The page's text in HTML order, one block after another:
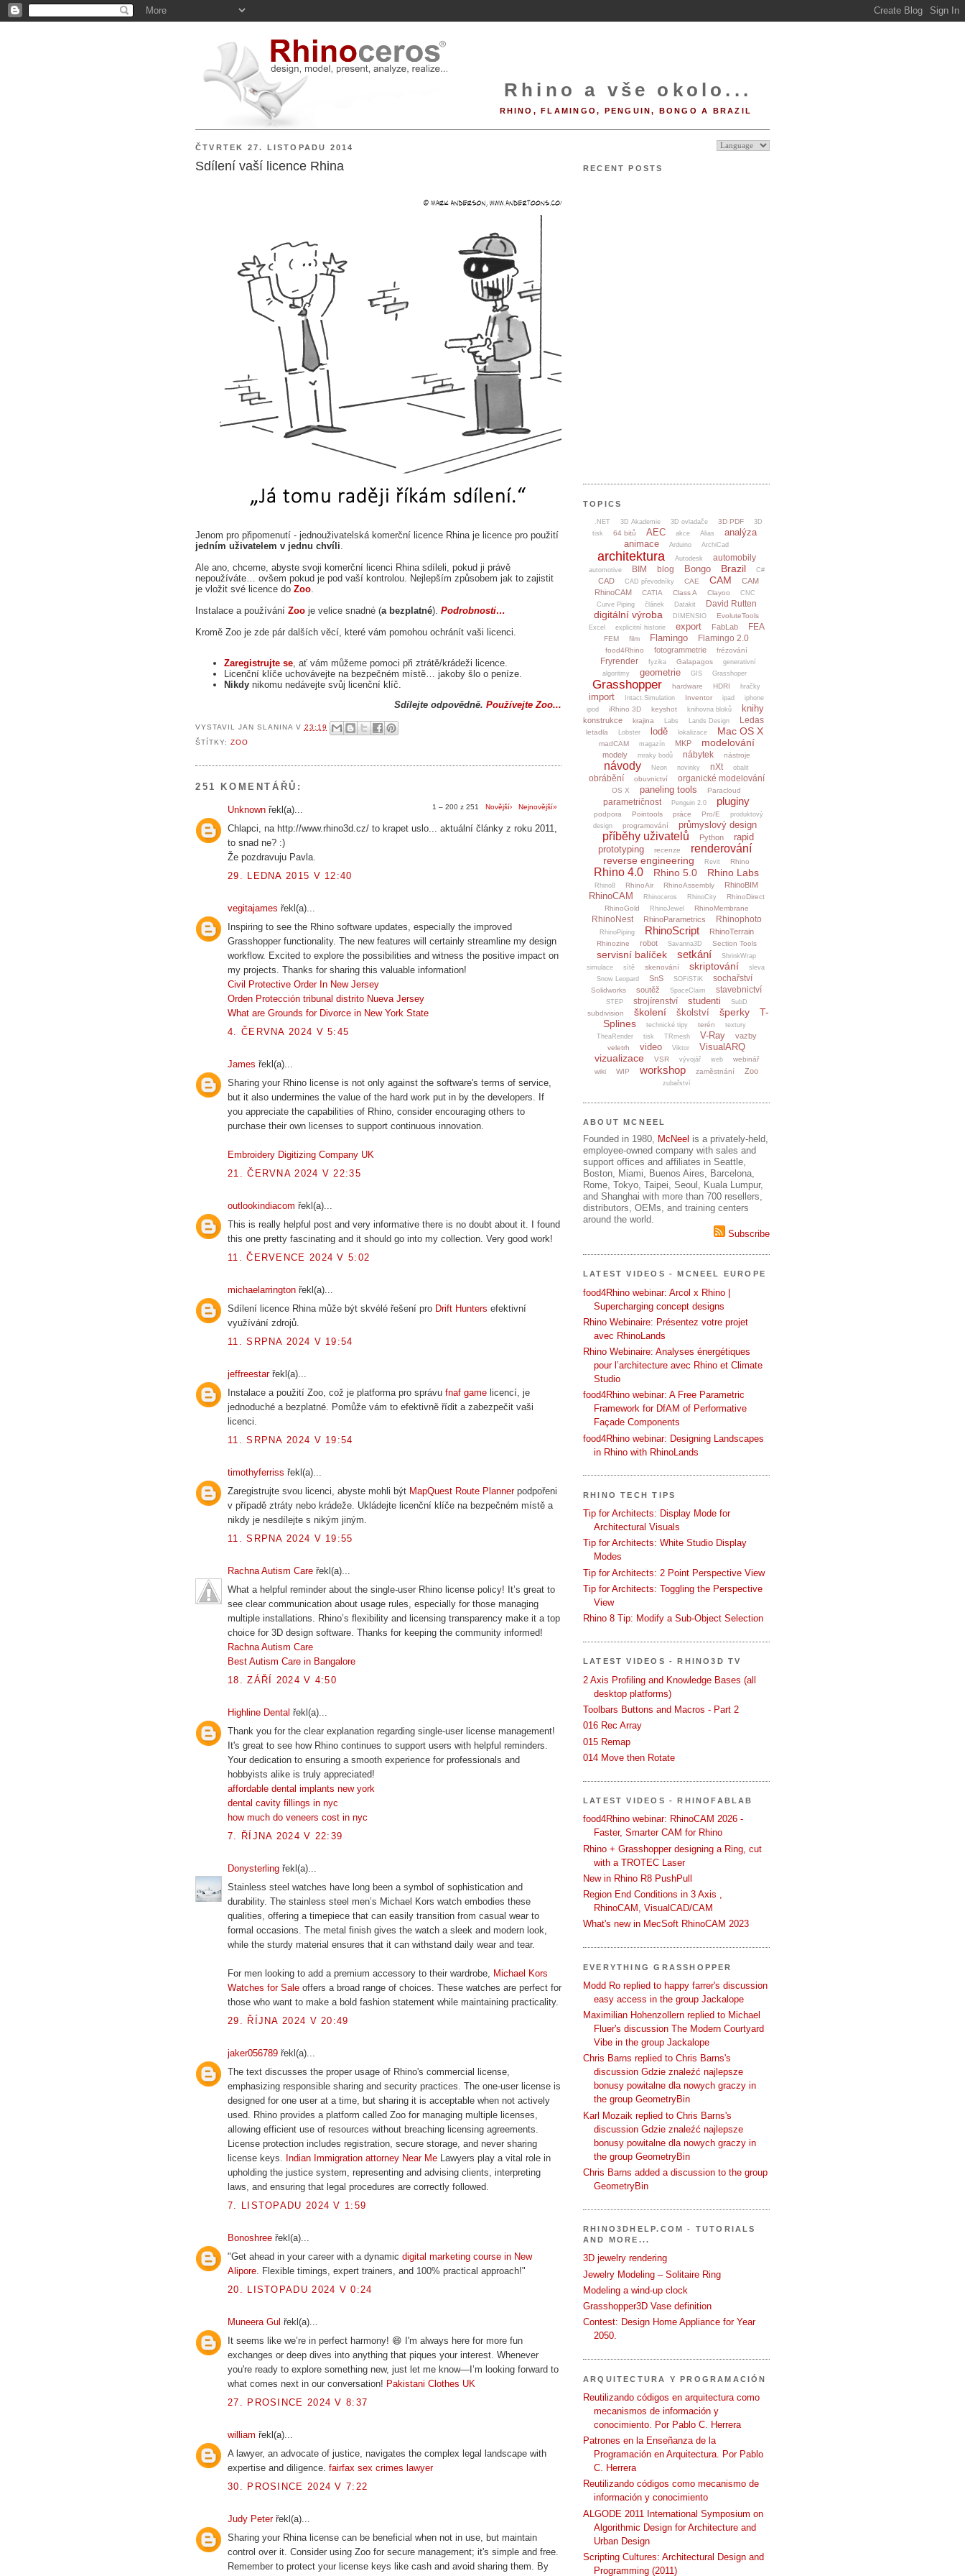
Rhino a vše okolo...
RHINO, FLAMINGO, PENGUIN, BONGO A BRAZIL
ČTVRTEK 27. LISTOPADU 2014
Sdílení vaší licence Rhina
Jenom pro připomenutí - jednouživatelská komerční licence Rhina je licence pro použití
jedním uživatelem v jednu chvíli
Ale ano, chceme, abyste svoji komerční licenci Rhina sdíleli, pokud ji právě
nepoužíváte… ovšem pokud je pod vaší kontrolou. Nejlepším způsobem jak to zajistit
je vložit své licence do Zoo
Instalace a používání Zoo je velice snadné (a bezplatné). Podrobnosti…
Kromě Zoo je zde pár dalších věcí, které vám pomohou ochránít vaši licenci.
Zaregistrujte se , ať vám můžeme pomoci při ztrátě/krádeži licence.
Licenční klíče uchovávejte na bezpečném místě… jakoby šlo o peníze.
Nikdy nikomu nedávejte svůj licenční klíč.
Sdílejte odpovědně. Používejte Zoo...
VYSTAVIL JAN SLANINA V 23:19
ŠTÍTKY: ZOO
251 KOMENTÁŘŮ:
1 – 200 z 251 Novější› Nejnovější»
Unknown řekl(a)...
Chlapci, na http://www.rhino3d.cz/ to krapet uslo... aktuální články z roku 2011,
to snad ne? :)
Že pozdravuju Pavla.
29. LEDNA 2015 V 12:40
vegitajames řekl(a)...
Inspiring to see the Rhino software updates, especially the improved
Grasshopper functionality. The new features will certainly streamline my design
workflow. Excited to explore the possibilities and witness the positive impact on
my projects. Thanks for sharing this valuable information!
Civil Protective Order In New Jersey
Orden Protección tribunal distrito Nueva Jersey
What are Grounds for Divorce in New York State
4. ČERVNA 2024 V 5:45
James řekl(a)...
Sharing your Rhino license is not only against the software's terms of service,
but it also undermines the value of the hard work put in by the developers. If
you appreciate the capabilities of Rhino, consider encouraging others to
purchase their own licenses to support continuous innovation.
Embroidery Digitizing Company UK
21. ČERVNA 2024 V 22:35
outlookindiacom řekl(a)...
This is really helpful post and very informative there is no doubt about it. I found
this one pretty fascinating and it should go into my collection. Very good work!
11. ČERVENCE 2024 V 5:02
michaelarrington řekl(a)...
Sdílení licence Rhina může být skvélé řešení pro Drift Hunters efektivní
využívání zdrojů.
11. SRPNA 2024 V 19:54
jeffreestarřekl(a)...
Instalace a použití Zoo, což je platforma pro správu fnaf game licencí, je
jednoduché a bezplatné. Pomůže vám to efektivně řídit a zabezpečit vaši
licenci.
11. SRPNA 2024 V 19:54
timothyferriss řekl(a)...
Zaregistrujte svou licenci, abyste mohli být MapQuest Route Plannerpodpořeni
v případě ztráty nebo krádeže. Ukládejte licenční klíče na bezpečném místě a
nikdy je nesdílejte s nikým jiným.
11. SRPNA 2024 V 19:55
Rachna Autism Care řekl(a)...
What a helpful reminder about the single-user Rhino license policy! It’s great to
see clear communication about usage rules, especially for those managing
multiple installations. Rhino’s flexibility and licensing transparency make it a top
choice for 3D design software. Thanks for keeping the community informed!
Rachna Autism Care
Best Autism Care in Bangalore
18. ZÁŘÍ 2024 V 4:50
Highline Dental řekl(a)...
Thank you for the clear explanation regarding single-user license management!
It's great to see how Rhino continues to support users with helpful reminders.
Your dedication to ensuring a smooth experience for professionals and
hobbyists alike is truly appreciated!
affordable dental implants new york
dental cavity fillings in nyc
how much do veneers cost in nyc
7. ŘÍJNA 2024 V 22:39
Donysterling řekl(a)...
Stainless steel watches have long been a symbol of sophistication and
durability. The stainless steel men’s Michael Kors watch embodies these
qualities, offering a timepiece that can easily transition from casual wear to
formal occasions. The metal finish gives the watch a sleek and modern look,
while the sturdy material ensures that it can withstand daily wear and tear.
For men looking to add a premium accessory to their wardrobe, Michael Kors
Watches for Sale offers a broad range of choices. These watches are perfect for
those who want to make a bold fashion statement while maintaining practicality.
29. ŘÍJNA 2024 V 20:49
jaker056789 řekl(a)...
The text discusses the proper usage of Rhino's commercial license,
emphasizing responsible sharing and security practices. The one-user license is
designed for one user at a time, but sharing it is acceptable when not actively
used. Rhino provides a platform called Zoo for managing multiple licenses,
allowing efficient use of resources without breaching licensing agreements.
License protection includes registration, secure storage, and never sharing
license keys. Indian Immigration attorney Near Me Lawyers play a vital role in
upholding the justice system, representing and advising clients, interpreting
laws, and ensuring that legal procedures are correctly followed.
7. LISTOPADU 2024 V 1:59
Bonoshree řekl(a)...
"Get ahead in your career with a dynamic digital marketing course in New
Alipore. Flexible timings, expert trainers, and 100% practical approach!"
20. LISTOPADU 2024 V 0:24
Muneera Gul řekl(a)...
It seems like we’re in perfect harmony! 😄 I'm always here for more fun
exchanges or deep dives into anything that piques your interest. Whenever
you're ready to explore something new, just let me know—I’m looking forward to
what comes next in our conversation! Pakistani Clothes UK
27. PROSINCE 2024 V 8:37
william řekl(a)...
A lawyer, an advocate of justice, navigates the complex legal landscape with
expertise and diligence. fairfax sex crimes lawyer
30. PROSINCE 2024 V 7:22
Judy Peterřekl(a)...
Sharing your Rhina license can be beneficial when not in use, but maintain
control over it. Consider using Zoo for secure management; it's simple and free.
Remember to protect your license keys like cash and avoid sharing them. By
RECENT POSTS
TOPICS
.NET 3D Akademie 3D ovladače 3D PDF
3D
tisk
64 bitů AEC akce Alias
analýza
animace
Arduino ArchiCad
architektura Autodesk automobily
automotive BIM blog Bongo Brazil C#
CAD CAD převodníky CAE CAM
CAM
RhinoCAM
CATIA Class A Clayoo
CNC
Curve Piping
článek Datakit David Rutten
digitální výroba DIMENSIO EvoluteTools
Excel explicitní historie export FabLab FEA
FEM film Flamingo Flamingo 2.0
food4Rhino fotogrammetrie frézování
Fryrender fyzika Galapagos
generativní
algoritmy
geometrie GIS Grasshoper
Grasshopper hardware HDRI hračky
import Intact.Simulation Inventor ipad
iphone
ipod
iRhino 3D keyshot knihovna bloků knihy
konstrukce krajina Labs Lands Design Ledas
letadla Lobster lodě lokalizace Mac OS X
madCAM magazín MKP modelování
modely mraky bodů nábytek nástroje
návody Neon novinky nXt obalit
obrábění obuvnictví organické modelování
OS X paneling tools Paracloud
parametričnost Penguin 2.0 pluginy
podpora Pointools práce Pro/E
produktový
design
programování průmyslový design
příběhy uživatelů Python
rapid
prototyping
recenze renderování
reverse engineering Revit Rhino
Rhino 4.0 Rhino 5.0 Rhino Labs
Rhino8 RhinoAir RhinoAssembly RhinoBIM
RhinoCAM Rhinoceros RhinoCity
RhinoDirect
RhinoGold
RhinoJewel RhinoMembrane
RhinoNest RhinoParametrics Rhinophoto
RhinoPiping RhinoScript RhinoTerrain
Rhinozine robot Savanna3D Section Tools
servisní balíček setkání
ShrinkWrap
simulace
sítě skenování skriptování
sleva
Snow Leopard
SnS SOFiSTiK sochařství
Solidworks soutěž SpaceClaim stavebnictví
STEP strojírenství studenti SubD
subdivision školení školství šperky
T-
Splines
technické tipy terén
textury
TheaRender
tisk TRmesh V-Ray vazby
veletrh video Viktor VisualARQ
vizualizace VSR vývojář web
webinář
wiki
WIP workshop zaměstnání Zoo
zubařství
ABOUT MCNEEL
Founded in 1980, McNeel is a privately-held,
employee-owned company with sales and
support offices and affiliates in Seattle,
Boston, Miami, Buenos Aires, Barcelona,
Rome, Tokyo, Taipei, Seoul, Kuala Lumpur,
and Shanghai with more than 700 resellers,
distributors, OEMs, and training centers
around the world.
Subscribe
LATEST VIDEOS - MCNEEL EUROPE
food4Rhino webinar: Arcol x Rhino |
Supercharging concept designs
Rhino Webinaire: Présentez votre projet
avec RhinoLands
Rhino Webinaire: Analyses énergétiques
pour l’architecture avec Rhino et Climate
Studio
food4Rhino webinar: A Free Parametric
Framework for DfAM of Performative
Façade Components
food4Rhino webinar: Designing Landscapes
in Rhino with RhinoLands
RHINO TECH TIPS
Tip for Architects: Display Mode for
Architectural Visuals
Tip for Architects: White Studio Display
Modes
Tip for Architects: 2 Point Perspective View
Tip for Architects: Toggling the Perspective
View
Rhino 8 Tip: Modify a Sub-Object Selection
LATEST VIDEOS - RHINO3D TV
2 Axis Profiling and Knowledge Bases (all
desktop platforms)
Toolbars Buttons and Macros - Part 2
016 Rec Array
015 Remap
014 Move then Rotate
LATEST VIDEOS - RHINOFABLAB
food4Rhino webinar: RhinoCAM 2026 -
Faster, Smarter CAM for Rhino
Rhino + Grasshopper designing a Ring, cut
with a TROTEC Laser
New in Rhino R8 PushPull
Region End Conditions in 3 Axis ,
RhinoCAM, VisualCAD/CAM
What's new in MecSoft RhinoCAM 2023
EVERYTHING GRASSHOPPER
Modd Ro replied to happy farrer's discussion
easy access in the group Jackalope
Maximilian Hohenzollern replied to Michael
Fluer's discussion The Modern Courtyard
Vibe in the group Jackalope
Chris Barns replied to Chris Barns's
discussion Gdzie znaleźć najlepsze
bonusy powitalne dla nowych graczy in
the group GeometryBin
Karl Mozaik replied to Chris Barns's
discussion Gdzie znaleźć najlepsze
bonusy powitalne dla nowych graczy in
the group GeometryBin
Chris Barns added a discussion to the group
GeometryBin
RHINO3DHELP.COM - TUTORIALS
AND MORE...
3D jewelry rendering
Jewelry Modeling – Solitaire Ring
Modeling a wind-up clock
Grasshopper3D Vase definition
Contest: Design Home Appliance for Year
2050.
ARQUITECTURA Y PROGRAMACIÓN
Reutilizando códigos en arquitectura como
mecanismos de información y
conocimiento. Por Pablo C. Herrera
Patrones en la Enseñanza de la
Programación en Arquitectura. Por Pablo
C. Herrera
Reutilizando códigos como mecanismo de
información y conocimiento
ALGODE 2011 International Symposium on
Algorithmic Design for Architecture and
Urban Design
Scripting Cultures: Architectural Design and
Programming (2011)